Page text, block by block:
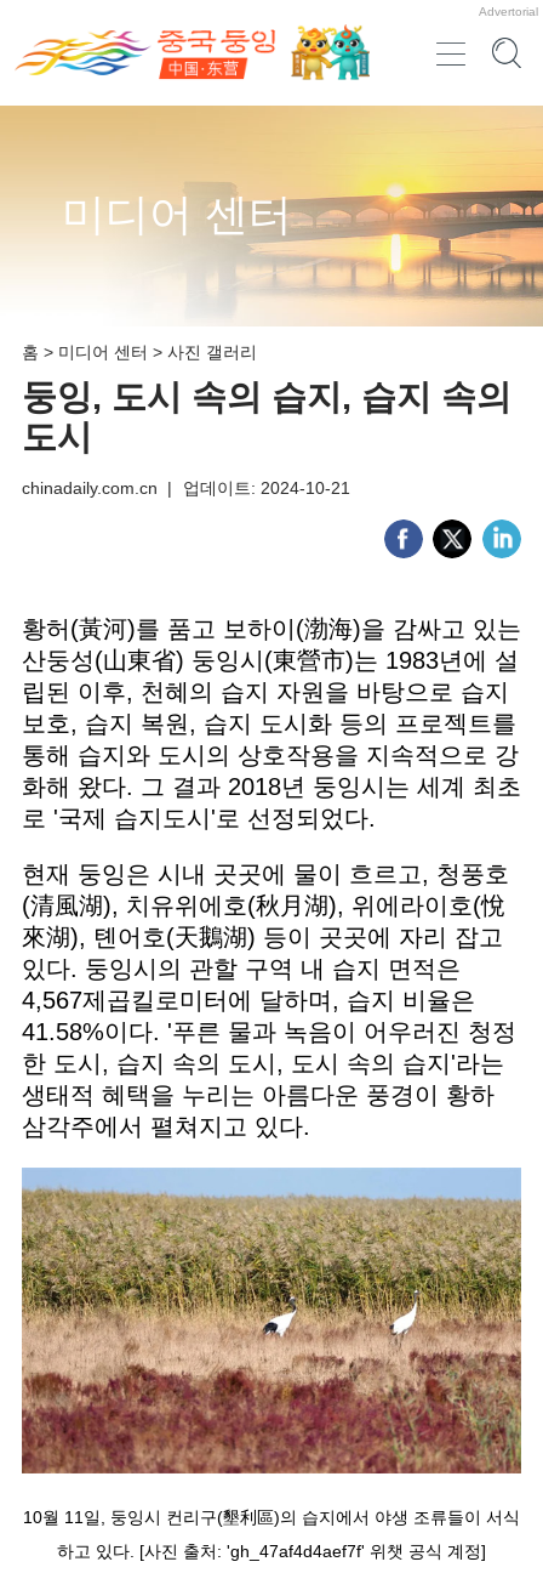
Advertorial
미디어 센터
홈 > 미디어 센터 > 사진 갤러리
둥잉, 도시 속의 습지, 습지 속의
도시
chinadaily.com.cn | 업데이트: 2024-10-21
황허(黃河)를 품고 보하이(渤海)을 감싸고 있는
산둥성(山東省) 둥잉시(東營市)는 1983년에 설
립된 이후, 천혜의 습지 자원을 바탕으로 습지
보호, 습지 복원, 습지 도시화 등의 프로젝트를
통해 습지와 도시의 상호작용을 지속적으로 강
화해 왔다. 그 결과 2018년 둥잉시는 세계 최초
로 '국제 습지도시'로 선정되었다.
현재 둥잉은 시내 곳곳에 물이 흐르고, 청풍호
(清風湖), 치유위에호(秋月湖), 위에라이호(悅
來湖), 톈어호(天鵝湖) 등이 곳곳에 자리 잡고
있다. 둥잉시의 관할 구역 내 습지 면적은
4,567제곱킬로미터에 달하며, 습지 비율은
41.58%이다. '푸른 물과 녹음이 어우러진 청정
한 도시, 습지 속의 도시, 도시 속의 습지'라는
생태적 혜택을 누리는 아름다운 풍경이 황하
삼각주에서 펼쳐지고 있다.
10월 11일, 둥잉시 컨리구(墾利區)의 습지에서 야생 조류들이 서식
하고 있다. [사진 출처: 'gh_47af4d4aef7f' 위챗 공식 계정]